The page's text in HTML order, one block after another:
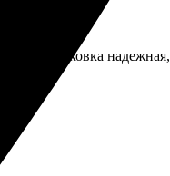
срок, упаковка надежная,